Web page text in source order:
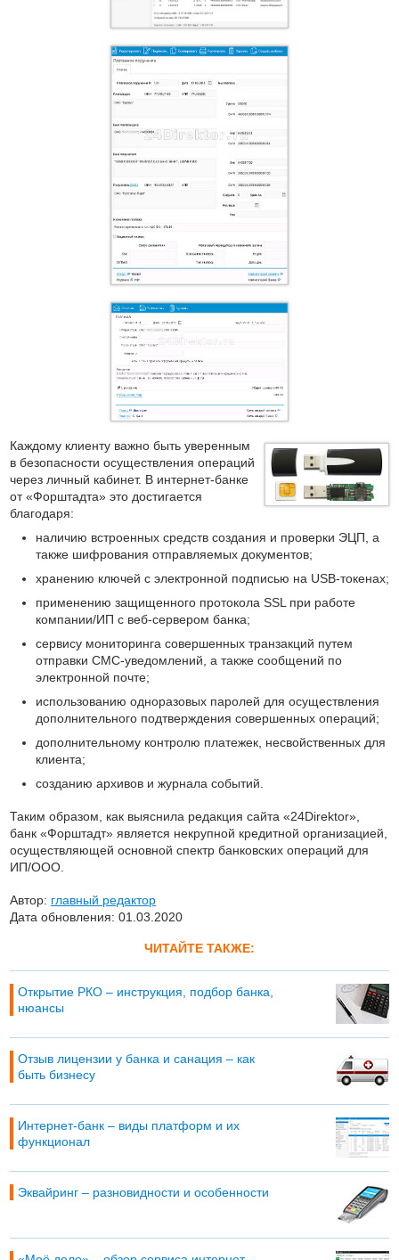
Каждому клиенту важно быть уверенным
в безопасности осуществления операций
через личный кабинет. В интернет-банке
от «Форштадта» это достигается
благодаря:
наличию встроенных средств создания и проверки ЭЦП, а
также шифрования отправляемых документов;
хранению ключей с электронной подписью на USB-токенах;
применению защищенного протокола SSL при работе
компании/ИП с веб-сервером банка;
сервису мониторинга совершенных транзакций путем
отправки СМС-уведомлений, а также сообщений по
электронной почте;
использованию одноразовых паролей для осуществления
дополнительного подтверждения совершенных операций;
дополнительному контролю платежек, несвойственных для
клиента;
созданию архивов и журнала событий.
Таким образом, как выяснила редакция сайта «24Direktor»,
банк «Форштадт» является некрупной кредитной организацией,
осуществляющей основной спектр банковских операций для
ИП/ООО.
Автор: главный редактор
Дата обновления: 01.03.2020
ЧИТАЙТЕ ТАКЖЕ:
Открытие РКО – инструкция, подбор банка,
нюансы
Отзыв лицензии у банка и санация – как
быть бизнесу
Интернет-банк – виды платформ и их
функционал
Эквайринг – разновидности и особенности